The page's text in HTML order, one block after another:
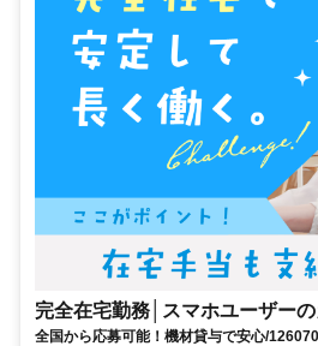
完全在宅勤務│スマホユーザー
全国から応募可能！機材貸与で安心/